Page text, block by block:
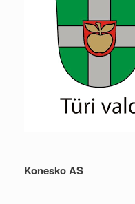
Konesko AS